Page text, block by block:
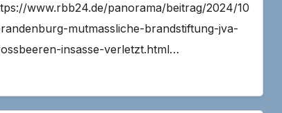
www.rbb24.de/panorama/beitrag/2024/10
mutmassliche-brandstiftung-jva-
insasse-verletzt.html…